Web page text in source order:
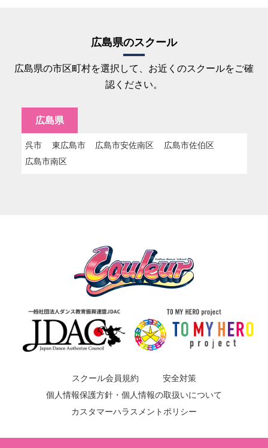
広島県のスクール
広島県の市区町村を選択して、お近くのスクールをご確
認ください。
広島県
呉市 東広島市 広島市安佐南区
広島市佐伯区
広島市南区
スクール会員規約
安全対策
個人情報保護方針・個人情報の取扱いについて
カスタマーハラスメントポリシー